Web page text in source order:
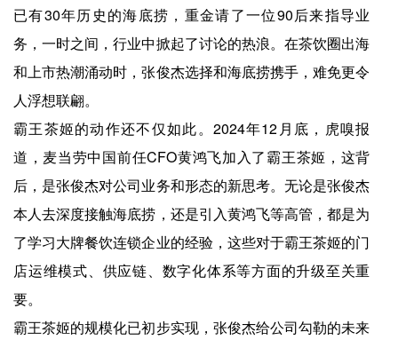
已有30年历史的海底捞，重金请了一位90后来指导业
务，一时之间，行业中掀起了讨论的热浪。在茶饮圈出海
和上市热潮涌动时，张俊杰选择和海底捞携手，难免更令
人浮想联翩。
霸王茶姬的动作还不仅如此。2024年12月底，虎嗅报
道，麦当劳中国前任CFO黄鸿飞加入了霸王茶姬，这背
后，是张俊杰对公司业务和形态的新思考。无论是张俊杰
本人去深度接触海底捞，还是引入黄鸿飞等高管，都是为
了学习大牌餐饮连锁企业的经验，这些对于霸王茶姬的门
店运维模式、供应链、数字化体系等方面的升级至关重
要。
霸王茶姬的规模化已初步实现，张俊杰给公司勾勒的未来